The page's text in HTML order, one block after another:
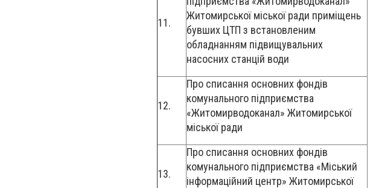
11.
Житомирської міської ради приміщень
бувших ЦТП з встановленим
обладнанням підвищувальних
насосних станцій води
12.
Про списання основних фондів
комунального підприємства
«Житомирводоканал» Житомирської
міської ради
13.
Про списання основних фондів
комунального підприємства «Міський
інформаційний центр» Житомирської